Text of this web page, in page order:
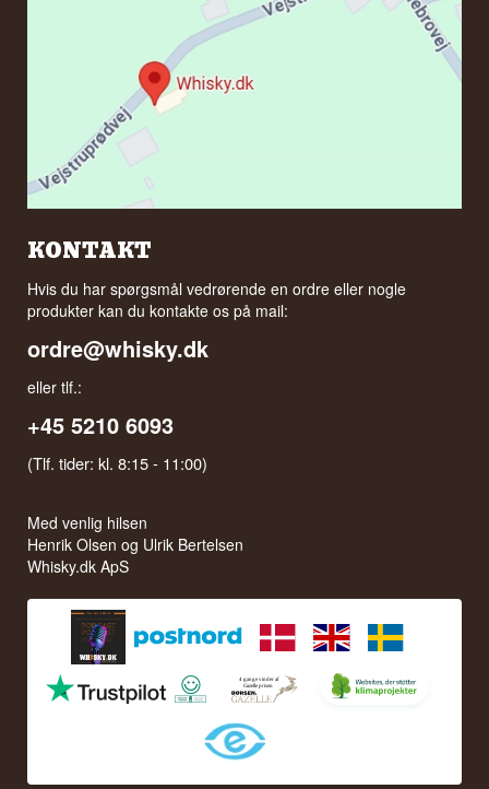
KONTAKT
Hvis du har spørgsmål vedrørende en ordre eller nogle
produkter kan du kontakte os på mail:
ordre@whisky.dk
eller tlf.:
+45 5210 6093
(Tlf. tider: kl. 8:15 - 11:00)
Med venlig hilsen
Henrik Olsen og Ulrik Bertelsen
Whisky.dk ApS